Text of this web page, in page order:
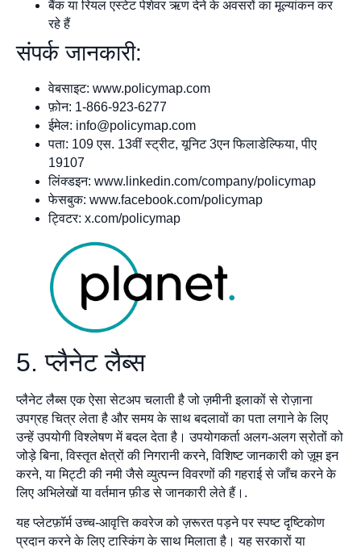
बैंक या रियल एस्टेट पेशेवर ऋण देने के अवसरों का मूल्यांकन कर
रहे हैं
संपर्क जानकारी:
वेबसाइट: www.policymap.com
फ़ोन: 1-866-923-6277
ईमेल: info@policymap.com
पता: 109 एस. 13वीं स्ट्रीट, यूनिट 3एन फिलाडेल्फिया, पीए
19107
लिंक्डइन: www.linkedin.com/company/policymap
फेसबुक: www.facebook.com/policymap
ट्विटर: x.com/policymap
5. प्लैनेट लैब्स
प्लैनेट लैब्स एक ऐसा सेटअप चलाती है जो ज़मीनी इलाकों से रोज़ाना
उपग्रह चित्र लेता है और समय के साथ बदलावों का पता लगाने के लिए
उन्हें उपयोगी विश्लेषण में बदल देता है। उपयोगकर्ता अलग-अलग स्रोतों को
जोड़े बिना, विस्तृत क्षेत्रों की निगरानी करने, विशिष्ट जानकारी को ज़ूम इन
करने, या मिट्टी की नमी जैसे व्युत्पन्न विवरणों की गहराई से जाँच करने के
लिए अभिलेखों या वर्तमान फ़ीड से जानकारी लेते हैं।.
यह प्लेटफ़ॉर्म उच्च-आवृत्ति कवरेज को ज़रूरत पड़ने पर स्पष्ट दृष्टिकोण
प्रदान करने के लिए टास्किंग के साथ मिलाता है। यह सरकारों या